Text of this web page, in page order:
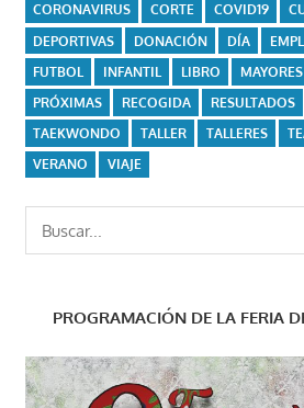
CORONAVIRUS
CORTE COVID19
DEPORTIVAS
DONACIÓN DÍA
FUTBOL
INFANTIL LIBRO MAYORES
PRÓXIMAS
RECOGIDA RESULTADOS
TAEKWONDO
TALLER TALLERES
VERANO
VIAJE
PROGRAMACIÓN DE LA FERIA